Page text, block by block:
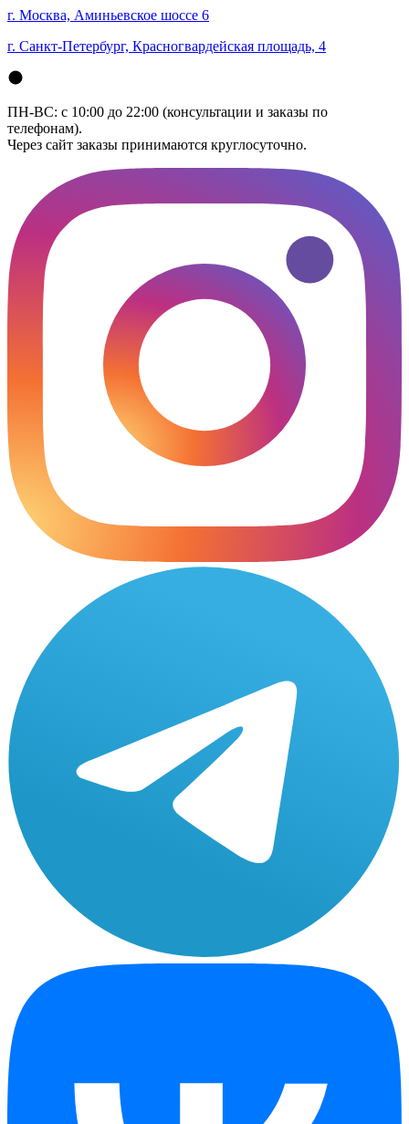
г. Москва, Аминьевское шоссе 6
г. Санкт-Петербург, Красногвардейская площадь, 4
ПН-ВС: с 10:00 до 22:00 (консультации и заказы по
телефонам).
Через сайт заказы принимаются круглосуточно.